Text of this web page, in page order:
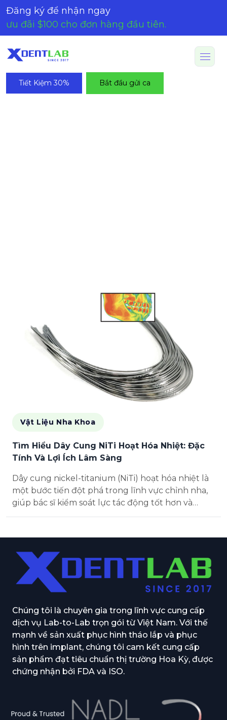
Đăng ký để nhận ngay
ưu đãi $100 cho đơn hàng đầu tiên.
Tiết Kiệm 30% Bắt đầu gửi ca
Vật Liệu Nha Khoa
Tìm Hiểu Dây Cung NiTi Hoạt Hóa Nhiệt: Đặc
Tính Và Lợi Ích Lâm Sàng
Dây cung nickel-titanium (NiTi) hoạt hóa nhiệt là
một bước tiến đột phá trong lĩnh vực chỉnh nha,
giúp bác sĩ kiểm soát lực tác động tốt hơn và
nâng cao sự thoải mái cho bệnh nhân. Loại dây
Chúng tôi là chuyên gia trong lĩnh vực cung cấp
dịch vụ Lab-to-Lab trọn gói từ Việt Nam. Với thế
mạnh về sản xuất phục hình tháo lắp và phục
hình trên implant, chúng tôi cam kết cung cấp
sản phẩm đạt tiêu chuẩn thị trường Hoa Kỳ, được
chứng nhận bởi FDA và ISO.